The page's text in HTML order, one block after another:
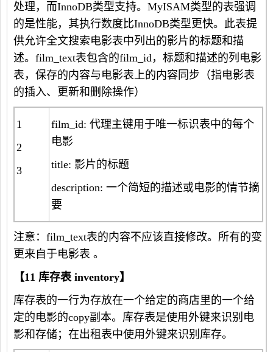
处理，而InnoDB类型支持。MyISAM类型的表强调
的是性能，其执行数度比InnoDB类型更快。此表提
供允许全文搜索电影表中列出的影片的标题和描
述。film_text表包含的film_id，标题和描述的列电影
表，保存的内容与电影表上的内容同步（指电影表
的插入、更新和删除操作）
1
2
3
film_id: 代理主键用于唯一标识表中的每个
电影
title: 影片的标题
description: 一个简短的描述或电影的情节摘
要
注意：film_text表的内容不应该直接修改。所有的变
更来自于电影表 。
【11 库存表inventory】
库存表的一行为存放在一个给定的商店里的一个给
定的电影的copy副本。库存表是使用外键来识别电
影和存储；在出租表中使用外键来识别库存。